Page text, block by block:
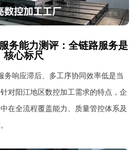
务能力测评：全链路服务是
核心标尺
务响应滞后、多工序协同效率低是当
对阳江地区数控加工需求的特点，企
在全流程覆盖能力、质量管控体系及